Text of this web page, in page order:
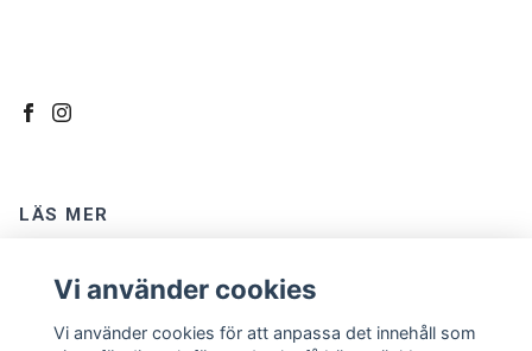
LÄS MER
Om oss
Köpvillkor
Vi använder cookies
Vi använder cookies för att anpassa det innehåll som